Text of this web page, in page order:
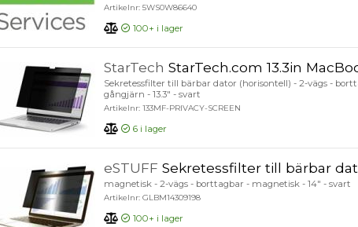
Artikelnr: 5WS0W86640
100+ i lager
StarTech StarTech.com 13.3in MacBook Pro M1/M2 Laptop Privacy Screen, Anti-Glare and
Sekretessfilter till bärbar dator (horisontell) - 2-vägs -
gångjärn - 13.3" - svart
Artikelnr: 133MF-PRIVACY-SCREEN
6 i lager
eSTUFF Sekretessfilter till bärbar
magnetisk - 2-vägs - borttagbar - magnetisk - 14" - svart
Artikelnr: GLBM14309198
100+ i lager